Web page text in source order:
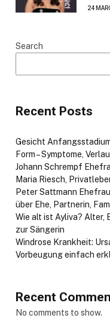
24
Search
Recent Posts
Gesicht
Form – Symptome,
Johann Schrempf
Maria Riesch,
Peter Sattmann
über Ehe, Partnerin,
Wie alt ist Ayliva? Alter,
zur Sängerin
Windrose Krankheit:
Vorbeugung einfach
Recent
No comments to show.